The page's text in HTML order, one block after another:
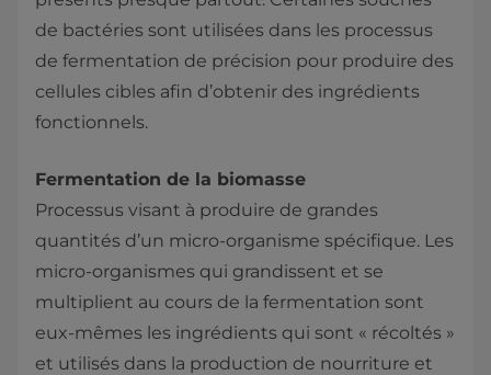
de bactéries sont utilisées dans les processus
de fermentation de précision pour produire des
cellules cibles afin d’obtenir des ingrédients
fonctionnels.
Fermentation de la biomasse
Processus visant à produire de grandes
quantités d’un micro-organisme spécifique. Les
micro-organismes qui grandissent et se
multiplient au cours de la fermentation sont
eux-mêmes les ingrédients qui sont « récoltés »
et utilisés dans la production de nourriture et